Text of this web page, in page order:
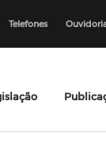
Telefones